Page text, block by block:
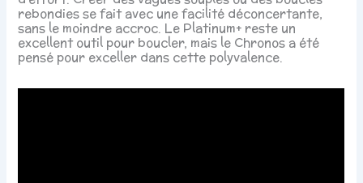
rebondies se fait avec une facilité déconcertante,
sans le moindre accroc. Le Platinum+ reste un
excellent outil pour boucler, mais le Chronos a été
pensé pour exceller dans cette polyvalence.